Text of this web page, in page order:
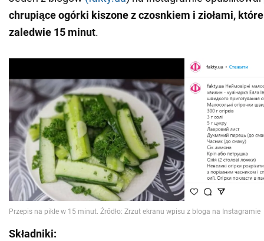
chrupiące ogórki kiszone z czosnkiem i ziołami,
zaledwie 15 minut.
Składniki: